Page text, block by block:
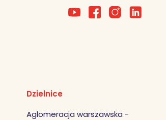
Dzielnice
Aglomeracja warszawska -